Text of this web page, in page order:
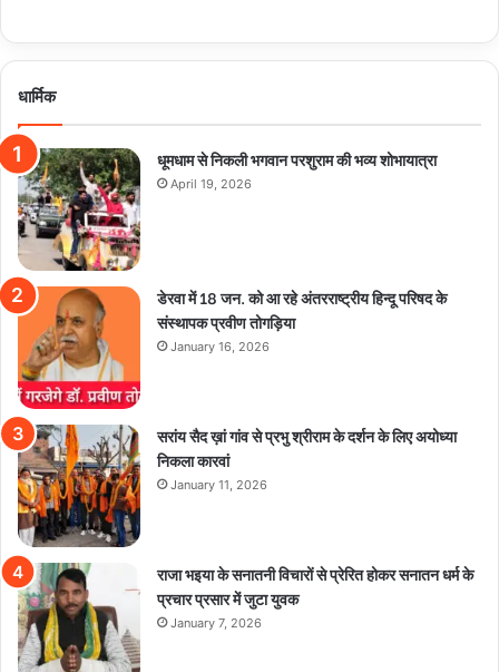
धार्मिक
धूमधाम से निकली भगवान परशुराम की भव्य शोभायात्रा
April 19, 2026
डेरवा में 18 जन. को आ रहे अंतरराष्ट्रीय हिन्दू परिषद के
संस्थापक प्रवीण तोगड़िया
January 16, 2026
सरांय सैद ख़ां गांव से प्रभु श्रीराम के दर्शन के लिए अयोध्या
निकला कारवां
January 11, 2026
राजा भइया के सनातनी विचारों से प्रेरित होकर सनातन धर्म के
प्रचार प्रसार में जुटा युवक
January 7, 2026